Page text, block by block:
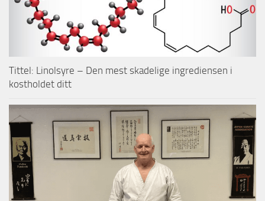
Tittel: Linolsyre – Den mest skadelige ingrediensen i
kostholdet ditt